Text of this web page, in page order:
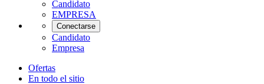
Candidato
EMPRESA
Conectarse
Candidato
Empresa
Ofertas
En todo el sitio